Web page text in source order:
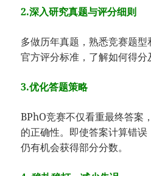
2.深入研究真题与评分细则
多做历年真题，熟悉竞赛题
官方评分标准，了解如何得分
3.优化答题策略
BPhO竞赛不仅看重最终答案
的正确性。即使答案计算错误
仍有机会获得部分分数。